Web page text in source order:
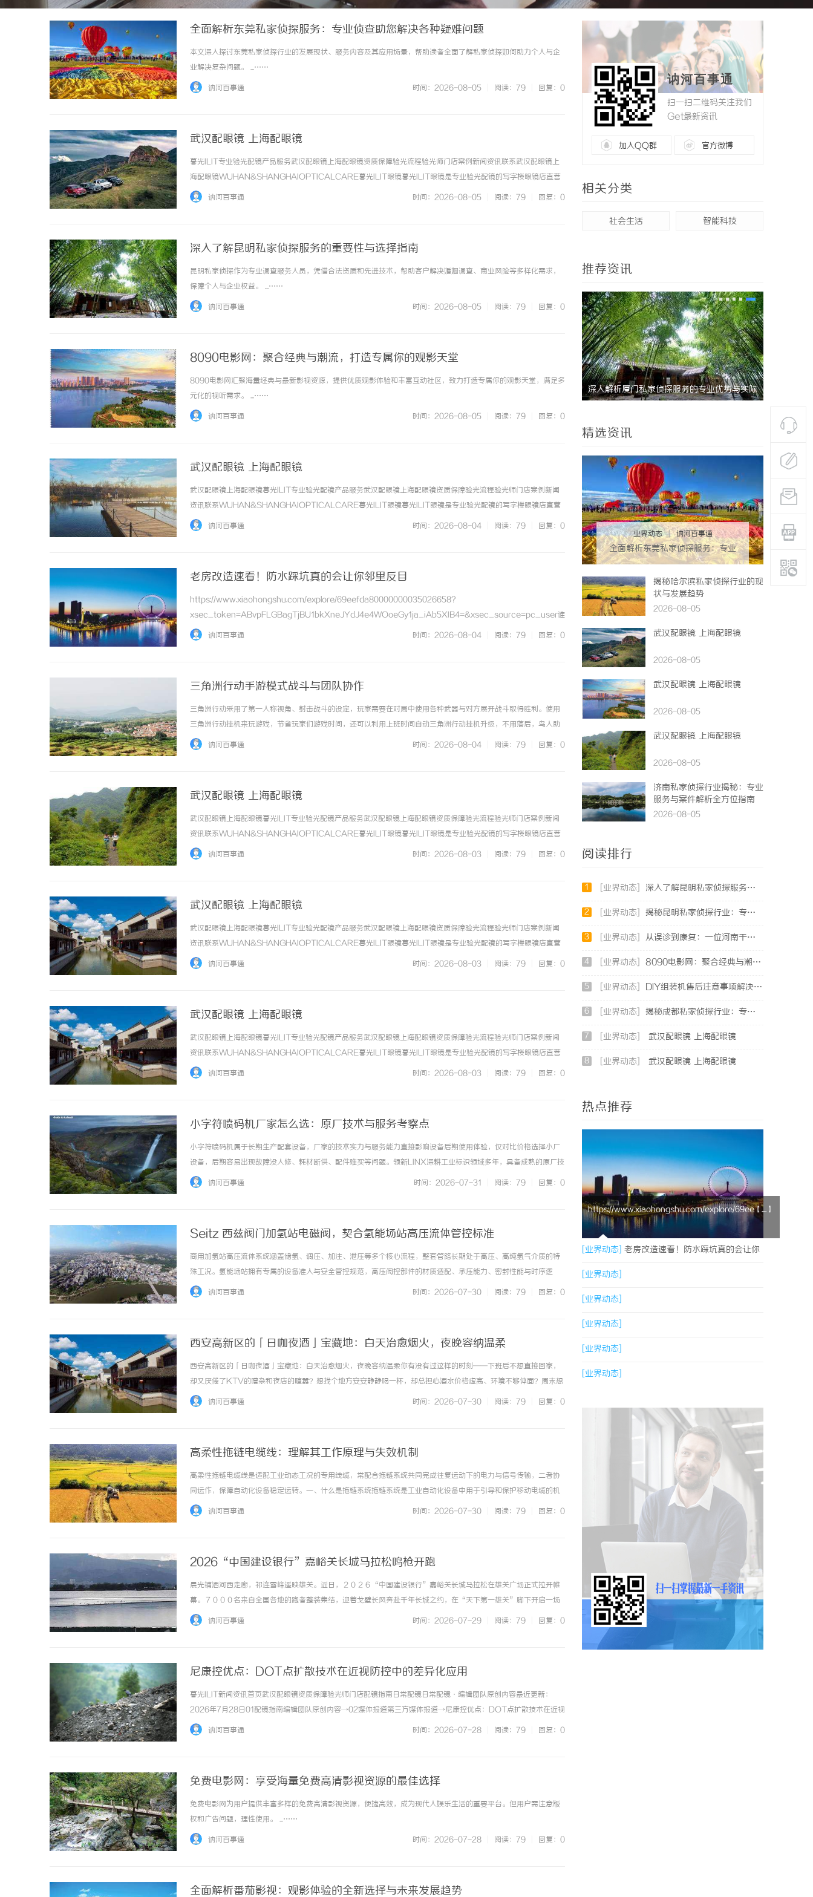
全面解析东莞私家侦探服务：专业侦查助您解决各种疑难问题
本文深入探讨东莞私家侦探行业的发展现状、服务内容及其应用场景，帮助读者全面了解私家侦探如何助力个人与企
业解决复杂问题。 ...……
讷河百事通 时间：2026-08-05 阅读：79 回复：0
武汉配眼镜 上海配眼镜
暮光ILIT专业验光配镜产品服务武汉配眼镜上海配眼镜资质保障验光流程验光师门店案例新闻资讯联系武汉配眼镜上
海配眼镜WUHAN&SHANGHAIOPTICALCARE暮光ILIT眼镜暮光ILIT眼镜是专业验光配镜的写字楼眼镜店直营
品牌，现于武汉与上海设有4家门店。以完整验光、正品镜片、透明价格和直营售后为基础，全场镜片40%-60%优
讷河百事通 时间：2026-08-05 阅读：79 回复：0
深入了解昆明私家侦探服务的重要性与选择指南
昆明私家侦探作为专业调查服务人员，凭借合法资质和先进技术，帮助客户解决婚姻调查、商业风险等多样化需求，
保障个人与企业权益。 ...……
讷河百事通 时间：2026-08-05 阅读：79 回复：0
8090电影网：聚合经典与潮流，打造专属你的观影天堂
8090电影网汇聚海量经典与最新影视资源，提供优质观影体验和丰富互动社区，致力打造专属你的观影天堂，满足多
元化的视听需求。 ...……
讷河百事通 时间：2026-08-05 阅读：79 回复：0
武汉配眼镜 上海配眼镜
武汉配眼镜上海配眼镜暮光ILIT专业验光配镜产品服务武汉配眼镜上海配眼镜资质保障验光流程验光师门店案例新闻
资讯联系WUHAN&SHANGHAIOPTICALCARE暮光ILIT眼镜暮光ILIT眼镜是专业验光配镜的写字楼眼镜店直营
品牌，现于武汉与上海设有4家门店。以完整验光、正品镜片、透明价格和直营售后为基础，全场镜片40%-60%优
讷河百事通 时间：2026-08-04 阅读：79 回复：0
老房改造速看！防水踩坑真的会让你邻里反目
https://www.xiaohongshu.com/explore/69eefda80000000035026658?
xsec_token=ABvpFLGBagTjBU1bkXneJYdJ4e4WOoeGy1ja_iAb5XIB4=&xsec_source=pc_user谁
还没刷到过“老房改造渗水到楼下，被邻居索赔十几万”的新闻？！好好的翻新，最后变成官... ...……
讷河百事通 时间：2026-08-04 阅读：79 回复：0
三角洲行动手游模式战斗与团队协作
三角洲行动采用了第一人称视角、射击战斗的设定，玩家需要在对局中使用各种武器与对方展开战斗取得胜利。使用
三角洲行动挂机来玩游戏，节省玩家们游戏时间，还可以利用上班时间自动三角洲行动挂机升级，不用落后，鸟人助
手除了提供三角洲行动手游之外，还提供三角洲行动手游电脑版模拟器挂机、三角洲行动手游云挂机服务！下面小编
讷河百事通 时间：2026-08-04 阅读：79 回复：0
武汉配眼镜 上海配眼镜
武汉配眼镜上海配眼镜暮光ILIT专业验光配镜产品服务武汉配眼镜上海配眼镜资质保障验光流程验光师门店案例新闻
资讯联系WUHAN&SHANGHAIOPTICALCARE暮光ILIT眼镜暮光ILIT眼镜是专业验光配镜的写字楼眼镜店直营
品牌，现于武汉与上海设有4家门店。以完整验光、正品镜片、透明价格和直营售后为基础，全场镜片40%-60%优
讷河百事通 时间：2026-08-03 阅读：79 回复：0
武汉配眼镜 上海配眼镜
武汉配眼镜上海配眼镜暮光ILIT专业验光配镜产品服务武汉配眼镜上海配眼镜资质保障验光流程验光师门店案例新闻
资讯联系WUHAN&SHANGHAIOPTICALCARE暮光ILIT眼镜暮光ILIT眼镜是专业验光配镜的写字楼眼镜店直营
品牌，现于武汉与上海设有4家门店。以完整验光、正品镜片、透明价格和直营售后为基础，全场镜片40%-60%优
讷河百事通 时间：2026-08-03 阅读：79 回复：0
武汉配眼镜 上海配眼镜
武汉配眼镜上海配眼镜暮光ILIT专业验光配镜产品服务武汉配眼镜上海配眼镜资质保障验光流程验光师门店案例新闻
资讯联系WUHAN&SHANGHAIOPTICALCARE暮光ILIT眼镜暮光ILIT眼镜是专业验光配镜的写字楼眼镜店直营
品牌，现于武汉与上海设有4家门店。以完整验光、正品镜片、透明价格和直营售后为基础，全场镜片40%-60%优
讷河百事通 时间：2026-08-03 阅读：79 回复：0
小字符喷码机厂家怎么选：原厂技术与服务考察点
小字符喷码机属于长期生产配套设备，厂家的技术实力与服务能力直接影响设备后期使用体验，仅对比价格选择小厂
设备，后期容易出现故障没人修、耗材断供、配件难买等问题。领新LINX深耕工业标识领域多年，具备成熟的原厂技
术与完善的服务体系，是选型时的可靠选择。 ...……
讷河百事通 时间：2026-07-31 阅读：79 回复：0
Seitz 西兹阀门加氢站电磁阀，契合氢能场站高压流体管控标准
商用加氢站高压流体系统涵盖储氢、调压、加注、泄压等多个核心流程，整套管路长期处于高压、高纯氢气介质的特
殊工况。氢能场站拥有专属的设备准入与安全管控规范，高压阀控部件的材质适配、承压能力、密封性能与时序逻
辑，均需要贴合行业标准，才能保障场站常态化、规范化运营。普通工业阀件未针对氢介质特性与高压工况优化，长
讷河百事通 时间：2026-07-30 阅读：79 回复：0
西安高新区的「日咖夜酒」宝藏地：白天治愈烟火，夜晚容纳温柔
西安高新区的「日咖夜酒」宝藏地：白天治愈烟火，夜晚容纳温柔你有没有过这样的时刻——下班后不想直接回家，
却又厌倦了KTV的嘈杂和夜店的喧嚣？想找个地方安安静静喝一杯，却总担心酒水价格虚高、环境不够体面？周末想
约三五好友聊聊天，咖啡馆太吵、餐厅太赶、家里又缺了点氛围感？在西安高新区，这样的"第三空间"其实一直都在，
讷河百事通 时间：2026-07-30 阅读：79 回复：0
高柔性拖链电缆线：理解其工作原理与失效机制
高柔性拖链电缆线是适配工业动态工况的专用线缆，常配合拖链系统共同完成往复运动下的电力与信号传输，二者协
同运作，保障自动化设备稳定运转。一、什么是拖链系统拖链系统是工业自动化设备中用于引导和保护移动电缆的机
械装置，由多个链节组成，形似坦克履带。设备进行往复运动时，拖链带动内部高柔性拖链电缆线同步行进，规避线
讷河百事通 时间：2026-07-30 阅读：79 回复：0
2026“中国建设银行”嘉峪关长城马拉松鸣枪开跑
晨光铺洒河西走廊，祁连雪峰遥映雄关。近日，２０２６“中国建设银行”嘉峪关长城马拉松在雄关广场正式拉开帷
幕。７０００名来自全国各地的跑者整装集结，迎着戈壁长风奔赴千年长城之约，在“天下第一雄关”脚下开启一场
兼具历史厚度与运动激情的奔跑盛宴。本届赛事由中国田径协会认证，甘肃省田径协会指导，嘉峪关市人民政府主
讷河百事通 时间：2026-07-29 阅读：79 回复：0
尼康控优点：DOT点扩散技术在近视防控中的差异化应用
暮光ILIT新闻资讯首页武汉配眼镜资质保障验光师门店配镜指南日常配镜日常配镜·编辑团队原创内容最近更新：
2026年7月28日01配镜指南编辑团队原创内容→02媒体报道第三方媒体报道→尼康控优点：DOT点扩散技术在近视
防控中的差异化应用作者：编辑一发布于2026-07-28日常配镜尼康控优点镜片采用DOT点扩散技术，与市面上主
讷河百事通 时间：2026-07-28 阅读：79 回复：0
免费电影网：享受海量免费高清影视资源的最佳选择
免费电影网为用户提供丰富多样的免费高清影视资源，便捷高效，成为现代人娱乐生活的重要平台。但用户需注意版
权和广告问题，理性使用。 ...……
讷河百事通 时间：2026-07-28 阅读：79 回复：0
全面解析番茄影视：观影体验的全新选择与未来发展趋势
讷河百事通
扫一扫二维码关注我们
Get最新资讯
加入QQ群 官方微博
相关分类
社会生活 智能科技
推荐资讯
武汉配眼镜 上海配眼镜
精选资讯
业界动态 | 讷河百事通
全面解析东莞私家侦探服务：专业
侦查助您解决各种疑难问题
揭秘哈尔滨私家侦探行业的现
状与发展趋势
2026-08-05
武汉配眼镜 上海配眼镜
2026-08-05
武汉配眼镜 上海配眼镜
2026-08-05
武汉配眼镜 上海配眼镜
2026-08-05
济南私家侦探行业揭秘：专业
服务与案件解析全方位指南
2026-08-05
阅读排行
1 [业界动态] 深入了解昆明私家侦探服务的重要性与选择指南
2 [业界动态] 揭秘昆明私家侦探行业：专业服务与实际案例分析
3 [业界动态] 从误诊到康复：一位河南干燥综合征患者的艰辛求医路
4 [业界动态] 8090电影网：聚合经典与潮流，打造专属你的观影天堂
5 [业界动态] DIY组装机售后注意事项解决方案
6 [业界动态] 揭秘成都私家侦探行业：专业服务与法律边界详解
7 [业界动态] 武汉配眼镜 上海配眼镜
8 [业界动态] 武汉配眼镜 上海配眼镜
热点推荐
https://www.xiaohongshu.com/explore/69ee【....】
[业界动态] 老房改造速看！防水踩坑真的会让你
邻里反目
[业界动态]
[业界动态]
[业界动态]
[业界动态]
[业界动态]